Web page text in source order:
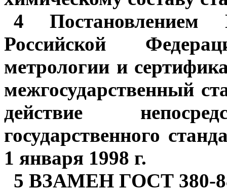
4 Постановлением
Российской
метрологии и
межгосударственный
действие
государственного
1 января 1998 г.
5 ВЗАМЕН ГОСТ 380-